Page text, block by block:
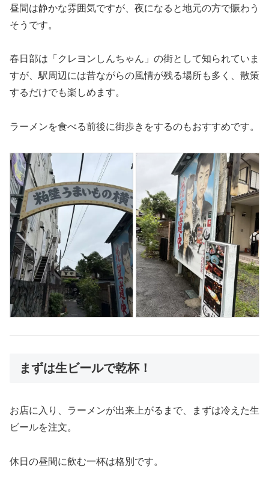
昼間は静かな雰囲気ですが、夜になると地元の方で賑わう
そうです。
春日部は「クレヨンしんちゃん」の街として知られていま
すが、駅周辺には昔ながらの風情が残る場所も多く、散策
するだけでも楽しめます。
ラーメンを食べる前後に街歩きをするのもおすすめです。
まずは生ビールで乾杯！
お店に入り、ラーメンが出来上がるまで、まずは冷えた生
ビールを注文。
休日の昼間に飲む一杯は格別です。